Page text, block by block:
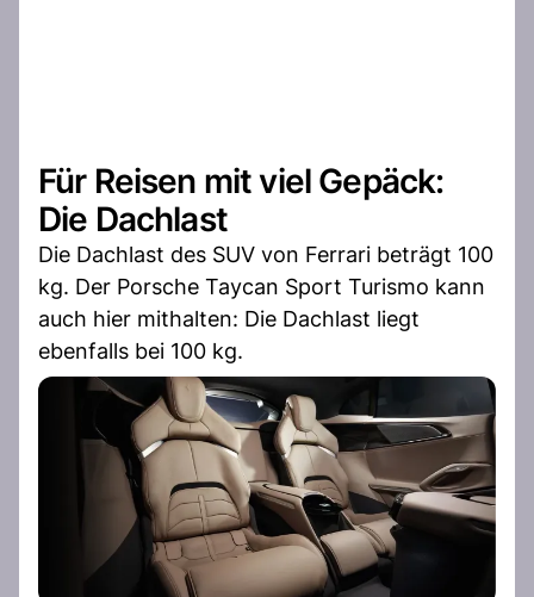
Für Reisen mit viel Gepäck:
Die Dachlast
Die Dachlast des SUV von Ferrari beträgt 100
kg. Der Porsche Taycan Sport Turismo kann
auch hier mithalten: Die Dachlast liegt
ebenfalls bei 100 kg.